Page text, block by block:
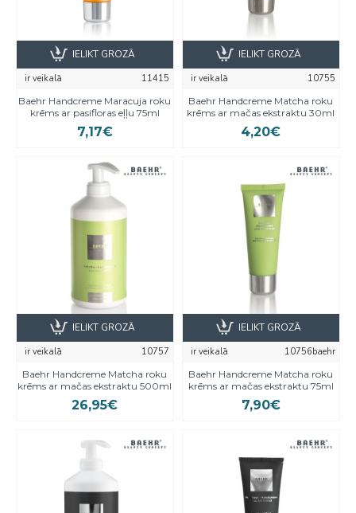
ir veikalā
11415
Baehr Handcreme Maracuja roku
krēms ar pasifloras eļļu 75ml
7,17€
IELIKT GROZĀ
ir veikalā
10755
Baehr Handcreme Matcha roku
krēms ar mačas ekstraktu 30ml
4,20€
IELIKT GROZĀ
ir veikalā
10757
Baehr Handcreme Matcha roku
krēms ar mačas ekstraktu 500ml
26,95€
IELIKT GROZĀ
ir veikalā
10756baehr
Baehr Handcreme Matcha roku
krēms ar mačas ekstraktu 75ml
7,90€
IELIKT GROZĀ